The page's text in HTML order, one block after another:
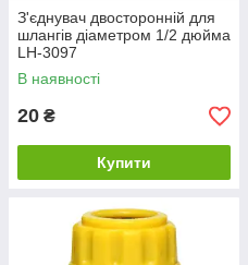
З'єднувач двосторонній для
шлангів діаметром 1/2 дюйма
LH-3097
В наявності
20 ₴
Купити